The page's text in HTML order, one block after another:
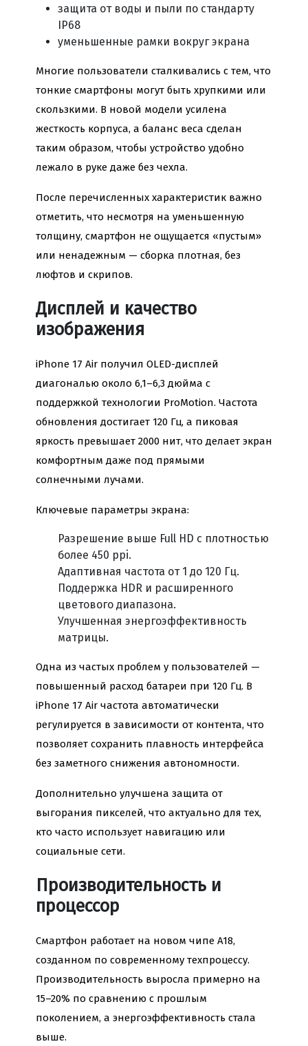
защита от воды и пыли по стандарту
IP68
уменьшенные рамки вокруг экрана
Многие пользователи сталкивались с тем, что
тонкие смартфоны могут быть хрупкими или
скользкими. В новой модели усилена
жесткость корпуса, а баланс веса сделан
таким образом, чтобы устройство удобно
лежало в руке даже без чехла.
После перечисленных характеристик важно
отметить, что несмотря на уменьшенную
толщину, смартфон не ощущается «пустым»
или ненадежным — сборка плотная, без
люфтов и скрипов.
Дисплей и качество
изображения
iPhone 17 Air получил OLED-дисплей
диагональю около 6,1–6,3 дюйма с
поддержкой технологии ProMotion. Частота
обновления достигает 120 Гц, а пиковая
яркость превышает 2000 нит, что делает экран
комфортным даже под прямыми
солнечными лучами.
Ключевые параметры экрана:
Разрешение выше Full HD с плотностью
более 450 ppi.
Адаптивная частота от 1 до 120 Гц.
Поддержка HDR и расширенного
цветового диапазона.
Улучшенная энергоэффективность
матрицы.
Одна из частых проблем у пользователей —
повышенный расход батареи при 120 Гц. В
iPhone 17 Air частота автоматически
регулируется в зависимости от контента, что
позволяет сохранить плавность интерфейса
без заметного снижения автономности.
Дополнительно улучшена защита от
выгорания пикселей, что актуально для тех,
кто часто использует навигацию или
социальные сети.
Производительность и
процессор
Смартфон работает на новом чипе A18,
созданном по современному техпроцессу.
Производительность выросла примерно на
15–20% по сравнению с прошлым
поколением, а энергоэффективность стала
выше.